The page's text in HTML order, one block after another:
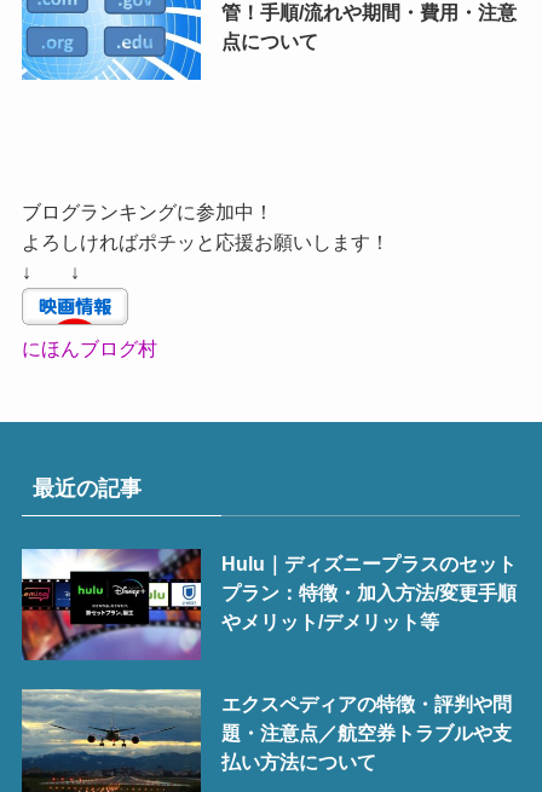
管！手順/流れや期間・費用・注意
点について
ブログランキングに参加中！
よろしければポチッと応援お願いします！
↓ ↓
にほんブログ村
最近の記事
Hulu｜ディズニープラスのセット
プラン：特徴・加入方法/変更手順
やメリット/デメリット等
エクスペディアの特徴・評判や問
題・注意点／航空券トラブルや支
払い方法について